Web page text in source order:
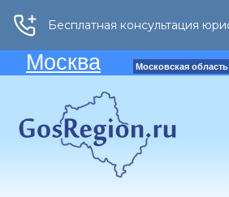
Москва Московская область